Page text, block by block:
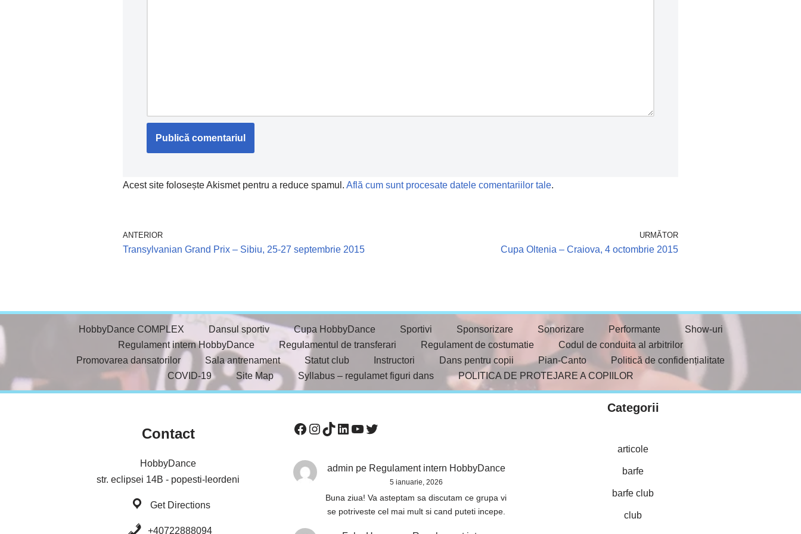
Acest site folosește Akismet pentru a reduce spamul.Află cum sunt procesate datele comentariilor tale.
ANTERIOR
Transylvanian Grand Prix – Sibiu, 25-27 septembrie 2015
URMĂTOR
Cupa Oltenia – Craiova, 4 octombrie 2015
HobbyDance COMPLEX Dansul sportiv Cupa HobbyDance Sportivi Sponsorizare Sonorizare Performante
Show-uri
Regulament intern HobbyDance
Regulamentul de transferari Regulament de costumatie
Codul de conduita al arbitrilor
Promovarea dansatorilor
Sala antrenament Statut club Instructori Dans pentru copii Pian-Canto
Politică de confidențialitate
COVID-19
Site Map Syllabus – regulamet figuri dans POLITICA DE PROTEJARE A COPIILOR
Contact
HobbyDance
str. eclipsei 14B - popesti-leordeni
Get Directions
+40722888094
admin pe Regulament intern HobbyDance
5 ianuarie, 2026
Buna ziua! Va asteptam sa discutam ce grupa vi
se potriveste cel mai mult si cand puteti incepe.
Categorii
articole
barfe
barfe club
club